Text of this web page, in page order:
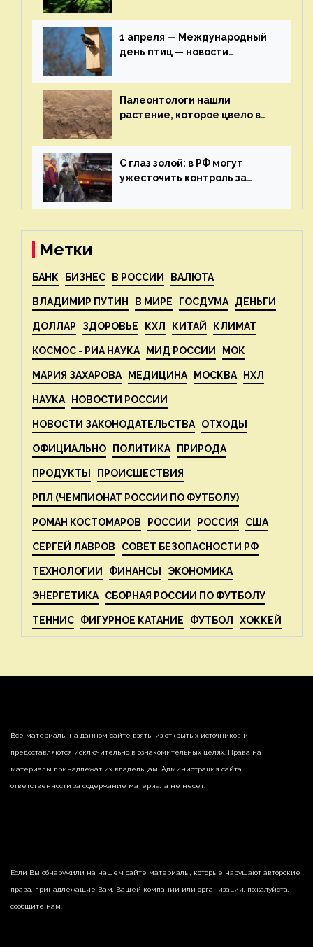
строительства — новости
экологии на ECOportal
1 апреля — Международный
день птиц — новости
Палеонтологи нашли
растение, которое цвело в
экологии на ECOportal
С глаз золой: в РФ могут
ужесточить контроль за
— новости экологии на
Метки
БАНК БИЗНЕС В РОССИИ ВАЛЮТА
ВЛАДИМИР ПУТИН В МИРЕ ГОСДУМА ДЕНЬГИ
ДОЛЛАР ЗДОРОВЬЕ КХЛ КИТАЙ КЛИМАТ
КОСМОС - РИА НАУКА МИД РОССИИ МОК
МАРИЯ ЗАХАРОВА МЕДИЦИНА МОСКВА НХЛ
НАУКА НОВОСТИ РОССИИ
НОВОСТИ ЗАКОНОДАТЕЛЬСТВА ОТХОДЫ
ОФИЦИАЛЬНО ПОЛИТИКА ПРИРОДА
ПРОДУКТЫ ПРОИСШЕСТВИЯ
РПЛ (ЧЕМПИОНАТ РОССИИ ПО ФУТБОЛУ)
РОМАН КОСТОМАРОВ РОССИИ РОССИЯ США
СЕРГЕЙ ЛАВРОВ СОВЕТ БЕЗОПАСНОСТИ РФ
ТЕХНОЛОГИИ ФИНАНСЫ ЭКОНОМИКА
ЭНЕРГЕТИКА СБОРНАЯ РОССИИ ПО ФУТБОЛУ
ТЕННИС ФИГУРНОЕ КАТАНИЕ ФУТБОЛ ХОККЕЙ
Все материалы на данном сайте взяты из открытых источников и
предоставляются исключительно в ознакомительных целях. Права на
материалы принадлежат их владельцам. Администрация сайта
ответственности за содержание материала не несет.
Если Вы обнаружили на нашем сайте материалы, которые нарушают авторские
права, принадлежащие Вам, Вашей компании или организации, пожалуйста,
сообщите нам.